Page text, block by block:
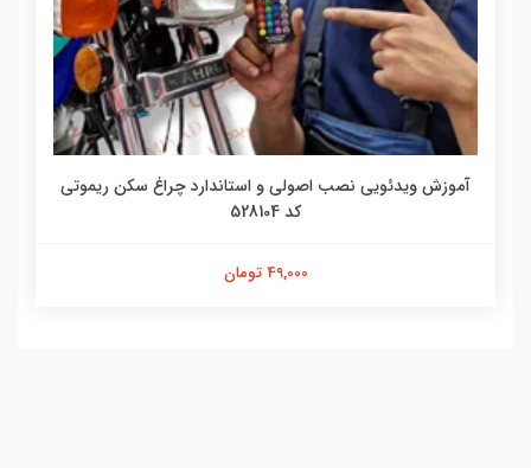
آموزش ویدئویی نصب اصولی و استاندارد چراغ سکن ریموتی
کد 528104
49,000 تومان